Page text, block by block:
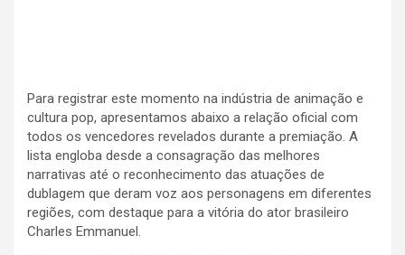
Para registrar este momento na indústria de animação e
cultura pop, apresentamos abaixo a relação oficial com
todos os vencedores revelados durante a premiação. A
lista engloba desde a consagração das melhores
narrativas até o reconhecimento das atuações de
dublagem que deram voz aos personagens em diferentes
regiões, com destaque para a vitória do ator brasileiro
Charles Emmanuel.